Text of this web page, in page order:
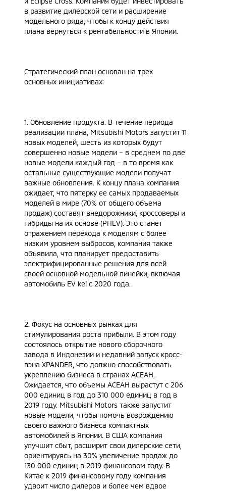
в развитие дилерской сети и расширение
модельного ряда, чтобы к концу действия
плана вернуться к рентабельности в Японии.
Стратегический план основан на трех
основных инициативах:
1. Обновление продукта. В течение периода
реализации плана, Mitsubishi Motors запустит 11
новых моделей, шесть из которых будут
совершенно новые модели – в среднем по две
новые модели каждый год – в то время как
остальные существующие модели получат
важные обновления. К концу плана компания
ожидает, что пятерку ее самых продаваемых
моделей в мире (70% от общего объема
продаж) составят внедорожники, кроссоверы и
гибриды на их основе (PHEV). Это станет
отражением перехода к моделям с более
низким уровнем выбросов, компания также
объявила, что планирует предоставить
электрифицированные решения для всей
своей основной модельной линейки, включая
автомобиль EV kei с 2020 года.
2. Фокус на основных рынках для
стимулирования роста прибыли. В этом году
состоялось открытие нового сборочного
завода в Индонезии и недавний запуск кросс-
вэна XPANDER, что должно способствовать
укреплению бизнеса в странах АСЕАН.
Ожидается, что объемы АСЕАН вырастут с 206
000 единиц в год до 310 000 единиц в год в
2019 году. Mitsubishi Motors также запустит
новые модели, чтобы помочь возрождению
своего важного бизнеса компактных
автомобилей в Японии. В США компания
улучшит сбыт, расширит свои дилерские сети,
ориентируясь на 30% увеличение продаж до
130 000 единиц в 2019 финансовом году. В
Китае к 2019 финансовому году компания
удвоит число дилеров и более чем вдвое